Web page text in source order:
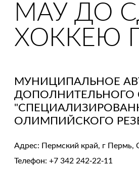
МАУ ДО
ХОККЕЮ
МУНИЦИПАЛЬНОЕ
ДОПОЛНИТЕЛЬНОГО
ОЛИМПИЙСКОГО
Адрес: Пермский край, г Пермь,
Телефон: +7 342 242-22-11